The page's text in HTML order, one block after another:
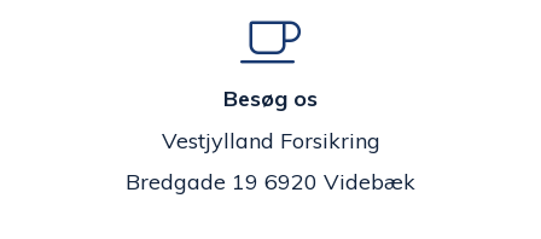
Besøg os
Vestjylland Forsikring
Bredgade 19 6920 Videbæk